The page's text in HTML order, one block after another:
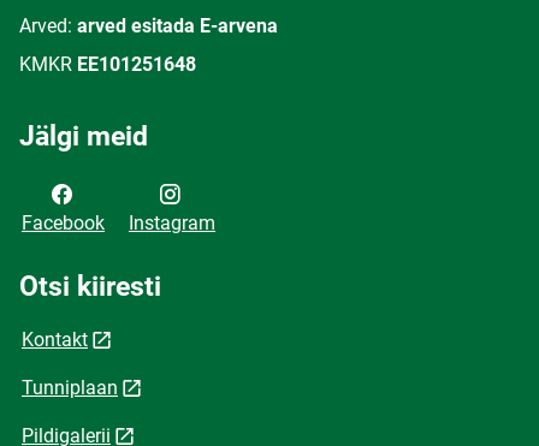
Arved: arved esitada E-arvena
KMKR EE101251648
Jälgi meid
Facebook Instagram
Otsi kiiresti
Kontakt
Tunniplaan
Pildigalerii